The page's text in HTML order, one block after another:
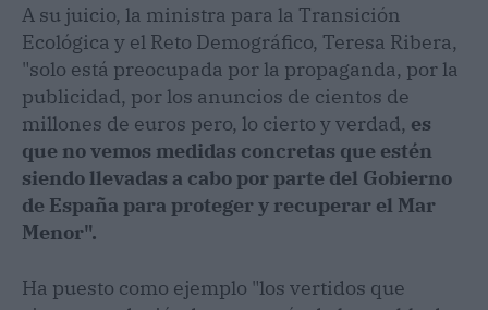
A su juicio, la ministra para la Transición
Ecológica y el Reto Demográfico, Teresa Ribera,
"solo está preocupada por la propaganda, por la
publicidad, por los anuncios de cientos de
millones de euros pero, lo cierto y verdad, es
que no vemos medidas concretas que estén
siendo llevadas a cabo por parte del Gobierno
de España para proteger y recuperar el Mar
Menor".
Ha puesto como ejemplo "los vertidos que